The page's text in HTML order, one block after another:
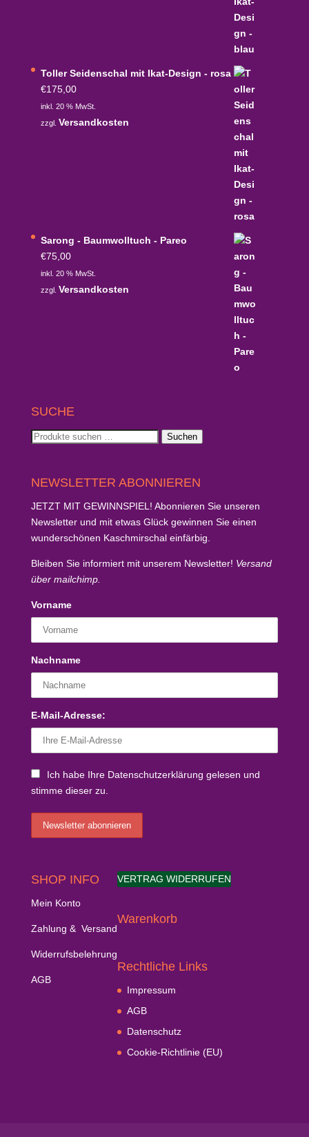
Toller Seidenschal mit Ikat-Design - rosa
€175,00
inkl. 20 % MwSt.
zzgl. Versandkosten
Sarong - Baumwolltuch - Pareo
€75,00
inkl. 20 % MwSt.
zzgl. Versandkosten
SUCHE
Suchen
Suchen
NEWSLETTER ABONNIEREN
JETZT MIT GEWINNSPIEL! Abonnieren Sie unseren
Newsletter und mit etwas Glück gewinnen Sie einen
wunderschönen Kaschmirschaleinfärbig.
Bleiben Sie informiert mit unserem Newsletter! Versand
über mailchimp.
Vorname
Nachname
E-Mail-Adresse:
Ich habe Ihre Datenschutzerklärung gelesen und
stimme dieser zu.
SHOP INFO
Mein Konto
Zahlung & Versand
Widerrufsbelehrung
AGB
VERTRAG WIDERRUFEN
Warenkorb
Rechtliche Links
Impressum
AGB
Datenschutz
Cookie-Richtlinie (EU)